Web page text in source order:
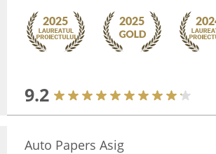
9.2
Auto Papers Asig